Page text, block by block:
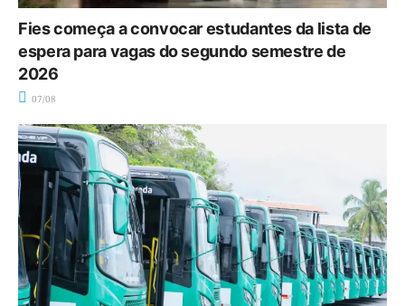
Fies começa a convocar estudantes da lista de
espera para vagas do segundo semestre de
2026
07/08